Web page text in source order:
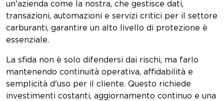
un'azienda come la nostra, che gestisce dati,
transazioni, automazioni e servizi critici per il settore
carburanti, garantire un alto livello di protezione è
essenziale.
La sfida non è solo difendersi dai rischi, ma farlo
mantenendo continuità operativa, affidabilità e
semplicità d'uso per il cliente. Questo richiede
investimenti costanti, aggiornamento continuo e una